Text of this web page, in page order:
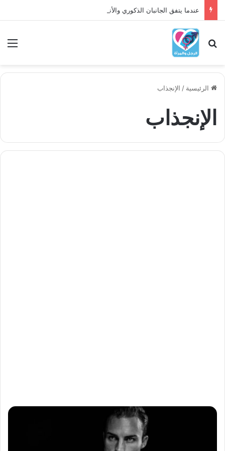
عندما يتفق الجانبان الذكوري والأنثوي داخلنا، ما الذي يحدث؟
بحث عن
الرئيسية / الإنجذاب
الإنجذاب